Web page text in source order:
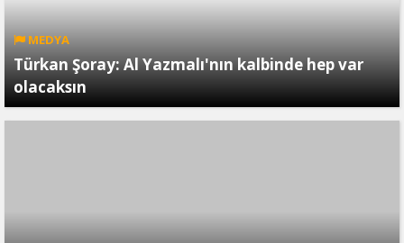
MEDYA
Türkan Şoray: Al Yazmalı'nın kalbinde hep var
olacaksın